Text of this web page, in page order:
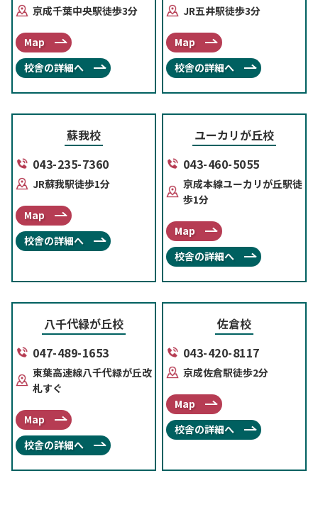
京成千葉中央駅徒歩3分
Map
校舎の詳細へ
JR五井駅徒歩3分
Map
校舎の詳細へ
蘇我校
043-235-7360
JR蘇我駅徒歩1分
Map
校舎の詳細へ
ユーカリが丘校
043-460-5055
京成本線ユーカリが丘駅徒
歩1分
Map
校舎の詳細へ
八千代緑が丘校
047-489-1653
東葉高速線八千代緑が丘改
札すぐ
Map
校舎の詳細へ
佐倉校
043-420-8117
京成佐倉駅徒歩2分
Map
校舎の詳細へ